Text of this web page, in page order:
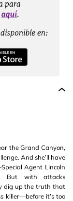
the Grand Canyon,
And she’ll have
Agent Lincoln
But with attacks
dig up the truth that
killer—before it’s too